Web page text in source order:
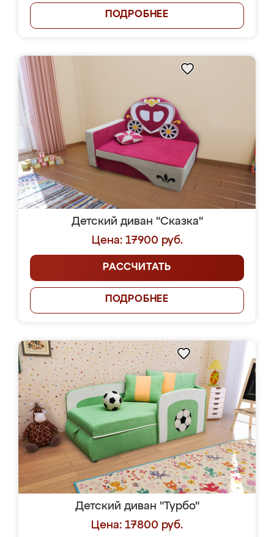
ПОДРОБНЕЕ
Детский диван "Сказка"
Цена: 17900 руб.
РАССЧИТАТЬ
ПОДРОБНЕЕ
Детский диван "Турбо"
Цена: 17800 руб.